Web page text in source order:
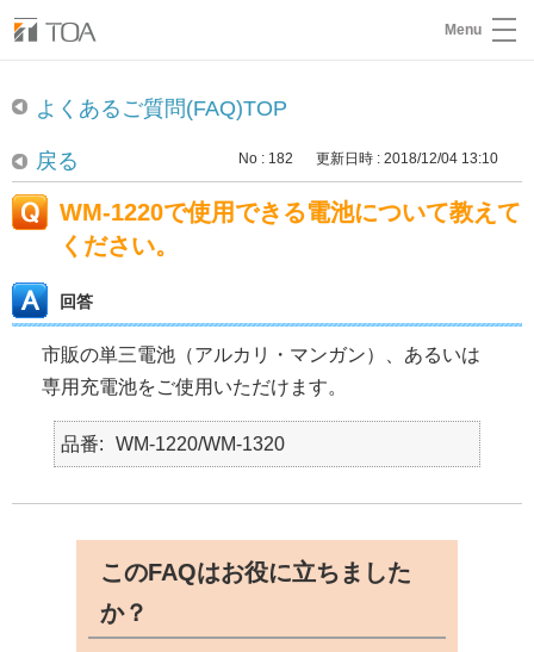
Menu
よくあるご質問(FAQ)TOP
戻る No : 182 更新日時 : 2018/12/04 13:10
WM-1220で使用できる電池について教えて
ください。
回答
市販の単三電池（アルカリ・マンガン）、あるいは
専用充電池をご使用いただけます。
品番 WM-1220/WM-1320
このFAQはお役に立ちました
か？